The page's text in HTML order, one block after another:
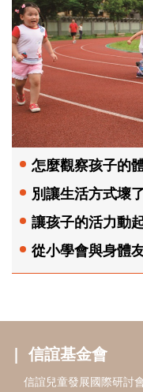
怎麼觀察孩子的
別讓生活方式壞
讓孩子的活力動
從小學會與身體
信誼基金會
信誼兒童發展國際研討